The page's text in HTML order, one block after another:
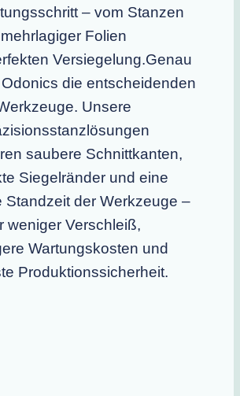
– vom Stanzen
mehrlagiger Folien
Versiegelung.Genau
Odonics die entscheidenden
Unsere
saubere Schnittkanten,
Siegelränder und eine
Standzeit der Werkzeuge –
weniger Verschleiß,
Wartungskosten und
Produktionssicherheit.